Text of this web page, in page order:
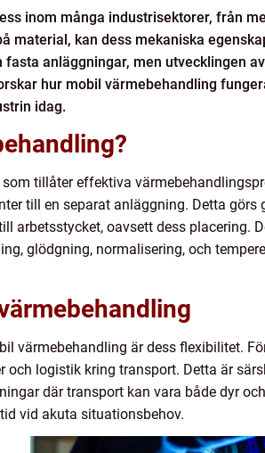
inom många industrisektorer, från
material, kan dess mekaniska
anläggningar, men utvecklingen
hur mobil värmebehandling
idag.
som tillåter effektiva
till en separat anläggning. Detta
arbetsstycket, oavsett dess placering.
glödgning, normalisering, och
värmebehandling är dess flexibilitet.
och logistik kring transport. Detta är
där transport kan vara både dyr
vid akuta situationsbehov.